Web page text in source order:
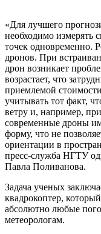
«Для лучшего
необходимо измерять
точек одновременно.
дронов. При
дрон возникает
возрастает, что
приемлемой
учитывать тот факт,
ветру и, например,
современные дроны
форму, что не
ориентации в
пресс-служба НГТУ
Павла Поливанова.
Задача ученых
квадрокоптер,
абсолютно любые
метеорологам.